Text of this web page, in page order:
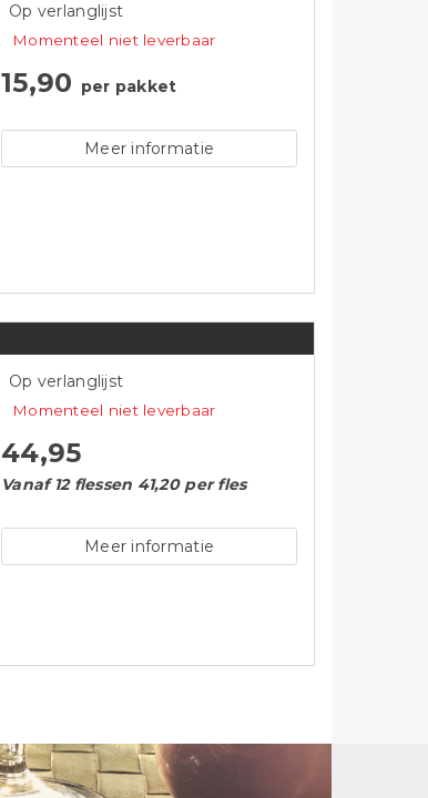
Op verlanglijst
Momenteel niet leverbaar
15,90 per pakket
Meer informatie
Op verlanglijst
Momenteel niet leverbaar
44,95
Vanaf 12 flessen 41,20 per fles
Meer informatie